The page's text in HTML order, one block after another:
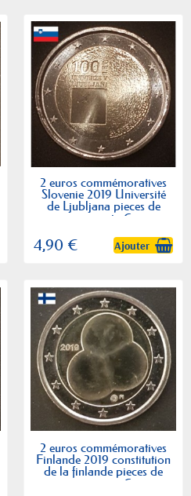
2 euros commémoratives
Slovenie 2019 Université
de Ljubljana pieces de
monnaie €
4,90 € Ajouter
2 euros commémoratives
Finlande 2019 constitution
de la finlande pieces de
monnaie €